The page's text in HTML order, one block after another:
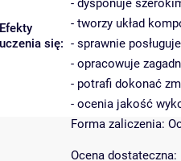
Efekty
uczenia się:
- dysponuje
- tworzy układ
- sprawnie
- opracowuje
- potrafi dokonać
- ocenia jakość
Forma zaliczenia:
Ocena dostateczna: